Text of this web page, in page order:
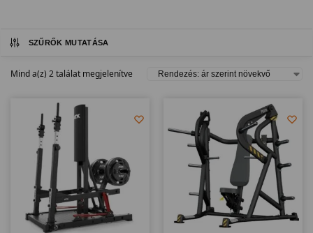
SZŰRŐK MUTATÁSA
Mind a(z) 2 találat megjelenítve